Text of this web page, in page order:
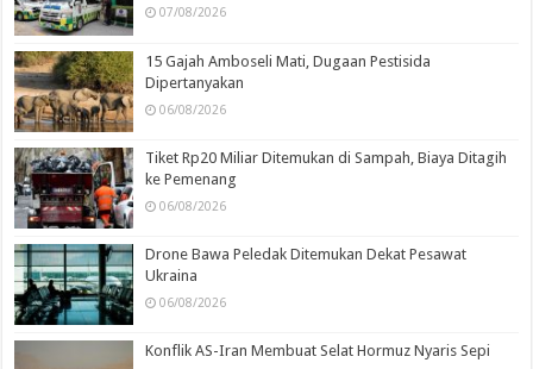
07/08/2026
15 Gajah Amboseli Mati, Dugaan Pestisida
Dipertanyakan
06/08/2026
Tiket Rp20 Miliar Ditemukan di Sampah, Biaya Ditagih
ke Pemenang
06/08/2026
Drone Bawa Peledak Ditemukan Dekat Pesawat
Ukraina
06/08/2026
Konflik AS-Iran Membuat Selat Hormuz Nyaris Sepi